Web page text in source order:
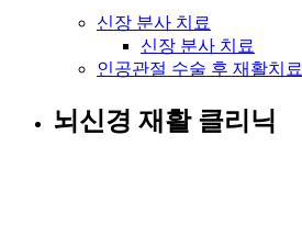
신장 분사 치료
신장 분사 치료
인공관절 수술 후 재활치료
뇌신경 재활 클리닉